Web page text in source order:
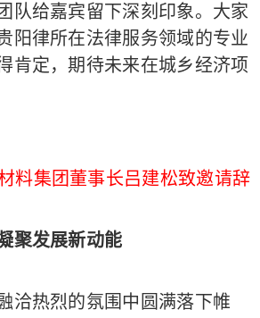
队给嘉宾留下深刻印象。大家
阳律所在法律服务领域的专业
肯定，期待未来在城乡经济项
料集团董事长吕建松致邀请辞
聚发展新动能
热烈的氛围中圆满落下帷